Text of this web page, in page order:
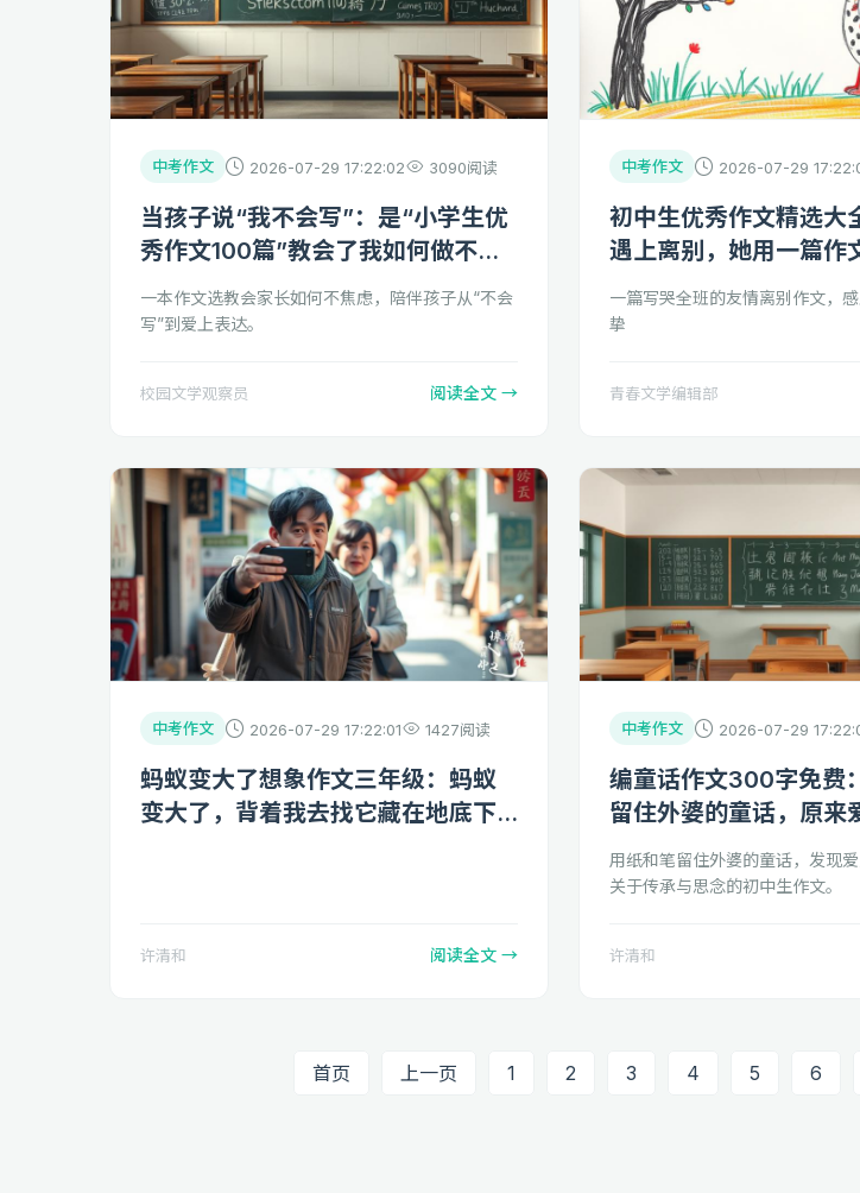
中考作文 2026-07-29 17:22:02 3090阅读
当孩子说“我不会写”：是“小学生优
秀作文100篇”教会了我如何做不焦
虑的家长
一本作文选教会家长如何不焦虑，陪伴孩子从“不会
写”到爱上表达。
校园文学观察员 阅读全文 →
中考作文 2026-07-29
初中生优秀作文精选大
遇上离别，她用一篇作
班
一篇写哭全班的友情离别作文，
挚
青春文学编辑部
中考作文 2026-07-29 17:22:01 1427阅读
蚂蚁变大了想象作文三年级：蚂蚁
变大了，背着我去找它藏在地底下
许清和 阅读全文 →
中考作文 2026-07-29
编童话作文300字免费
留住外婆的童话，原来
用纸和笔留住外婆的童话，发现
关于传承与思念的初中生作文。
许清和
首页 上一页 1 2 3 4 5 6